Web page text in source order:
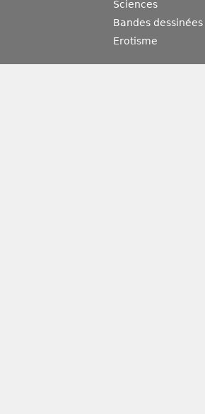
Sciences
Bandes dessinées
Erotisme